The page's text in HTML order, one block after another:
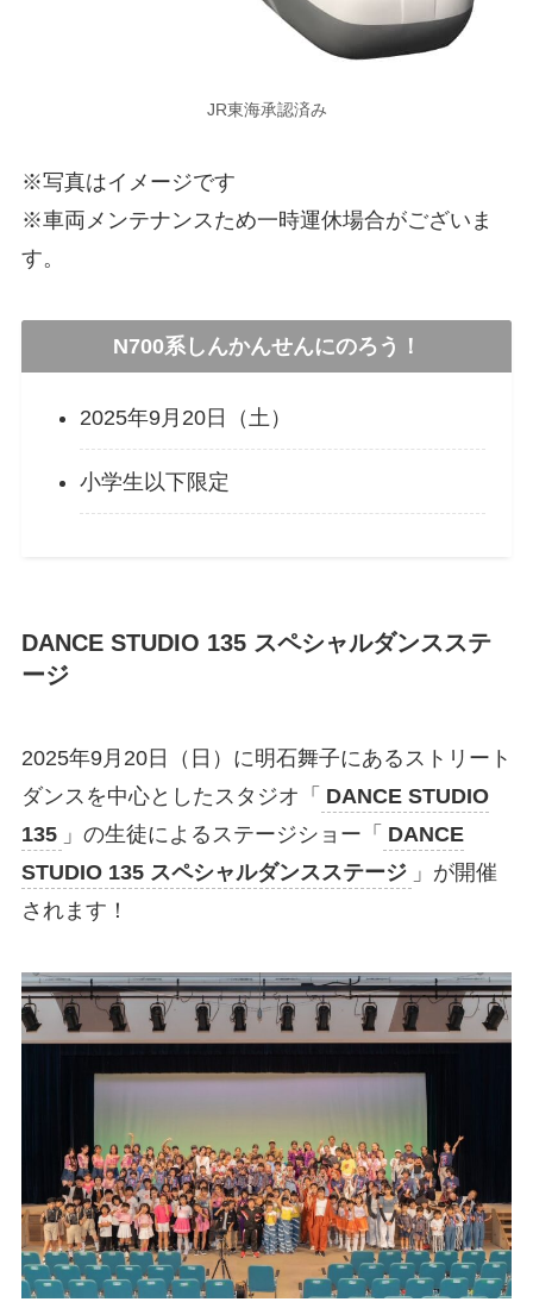
JR東海承認済み
※写真はイメージです
※車両メンテナンスため一時運休場合がございま
す。
N700系しんかんせんにのろう！
2025年9月20日（土）
小学生以下限定
DANCE STUDIO 135 スペシャルダンスステ
ージ
2025年9月20日（日）に明石舞子にあるストリート
ダンスを中心としたスタジオ「 DANCE STUDIO
135 」の生徒によるステージショー「 DANCE
STUDIO 135 スペシャルダンスステージ 」が開催
されます！